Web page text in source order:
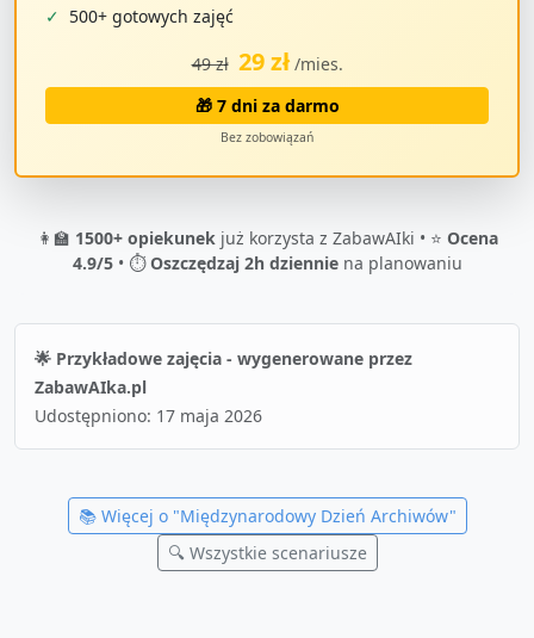
✓ 500+ gotowych zajęć
49 zł 29 zł /mies.
🎁 7 dni za darmo
Bez zobowiązań
👩‍🏫 1500+ opiekunekjuż korzysta z ZabawAIki • ⭐ Ocena
4.9/5• ⏱️Oszczędzaj 2h dzienniena planowaniu
🌟 Przykładowe zajęcia - wygenerowane przez
ZabawAIka.pl
Udostępniono: 17 maja 2026
📚 Więcej o "Międzynarodowy Dzień Archiwów"
🔍 Wszystkie scenariusze